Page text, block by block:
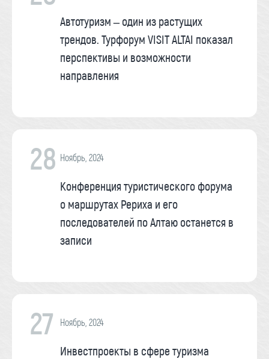
Автотуризм – один из растущих
трендов. Турфорум VISIT ALTAI показал
перспективы и возможности
направления
28 Ноябрь, 2024
Конференция туристического форума
о маршрутах Рериха и его
последователей по Алтаю останется в
записи
27 Ноябрь, 2024
Инвестпроекты в сфере туризма